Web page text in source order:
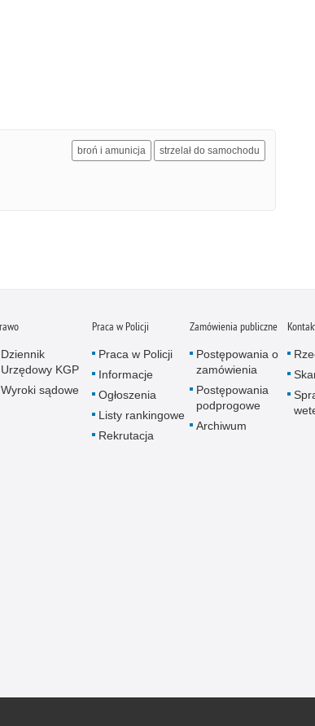
broń i amunicja strzelał do samochodu
Dziennik
Urzędowy KGP
Wyroki sądowe
Praca w Policji
Praca w Policji
Informacje
Ogłoszenia
Listy rankingowe
Rekrutacja
Zamówienia publiczne
Postępowania o
zamówienia
Postępowania
podprogowe
Archiwum